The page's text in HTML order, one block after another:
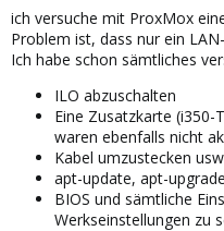
ich versuche mit ProxMox
Problem ist, dass nur ein
Ich habe schon sämtliches
ILO abzuschalten
Eine Zusatzkarte (i350-
waren ebenfalls nicht
Kabel umzustecken
apt-update, apt-upgrade
BIOS und sämtliche
Werkseinstellungen zu